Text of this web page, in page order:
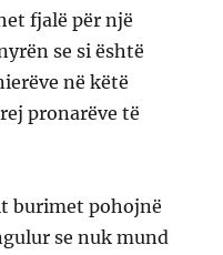
fjalë për një
se si është
në këtë
pronarëve të
burimet pohojnë
se nuk mund